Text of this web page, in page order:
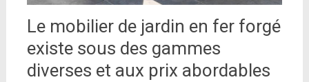
Le mobilier de jardin en fer forgé
existe sous des gammes
diverses et aux prix abordables